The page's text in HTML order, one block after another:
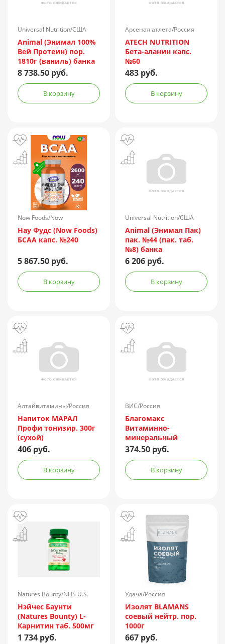
Universal Nutrition/США
Animal (Энимал 100%
Вей Протеин) пор.
1810г (ваниль) банка
с мерной ложкой
8 738.50 руб.
В корзину
Арсенал атлета/Россия
ATECH NUTRITION
Бета-аланин капс.
№60
483 руб.
В корзину
Now Foods/Now
International/США
Нау Фудс (Now Foods)
БСАА капс. №240
5 867.50 руб.
В корзину
Universal Nutrition/США
Animal (Энимал Пак)
пак. №44 (пак. таб.
№8) банка
6 206 руб.
В корзину
Алтайвитамины/Россия
Напиток МАРАЛ
Профи тонизир. 300г
(сухой)
406 руб.
В корзину
ВИС/Россия
Благомакс
Витаминно-
минеральный
комплекс Спорт капс.
374.50 руб.
В корзину
Natures Bounty/NHS U.S.
LLC/США
Нэйчес Баунти
(Natures Bounty) L-
Карнитин таб. 500мг
№30
1 734 руб.
Удача/Россия
Изолят BLAMANS
соевый нейтр. пор.
1000г
667 руб.